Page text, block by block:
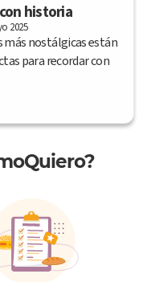
historia
2025
más nostálgicas están
para recordar con